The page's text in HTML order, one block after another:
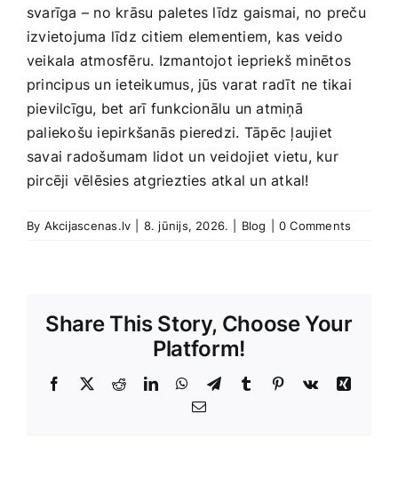
svarīga – no krāsu paletes līdz gaismai, no preču
izvietojuma līdz citiem elementiem, kas veido
veikala atmosfēru. Izmantojot iepriekš minētos
principus un ieteikumus, jūs varat radīt ne tikai
pievilcīgu, bet arī funkcionālu un atmiņā
paliekošu iepirkšanās pieredzi.⁣ Tāpēc ļaujiet
savai radošumam‍ lidot‌ un veidojiet vietu, kur
pircēji‍ vēlēsies atgriezties ‍atkal​ un atkal!
By Akcijascenas.lv 8. jūnijs, 2026. Blog 0 Comments
Share This Story, Choose Your
Platform!
Facebook
X RedditLinkedInWhatsApp
TelegramTumblr Pinterest
Vk
Xing
E-